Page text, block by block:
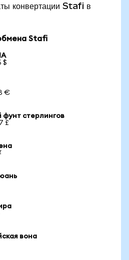
конвертации Stafi в
Stafi
$
€
фунт стерлингов
£
вона